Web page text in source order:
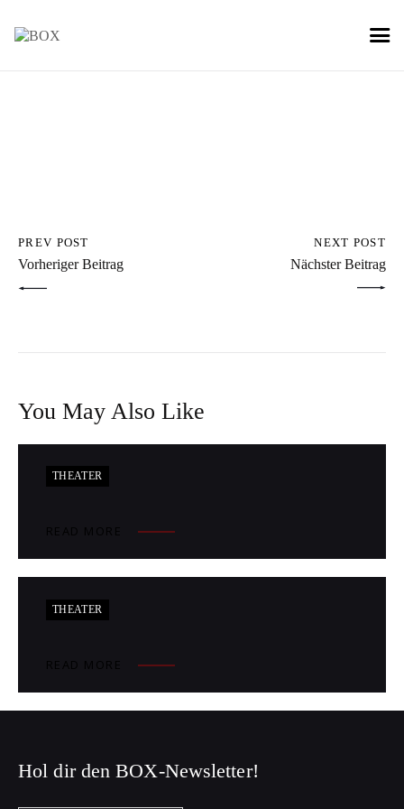
PREV POST
Vorheriger Beitrag
NEXT POST
Nächster Beitrag
You May Also Like
THEATER
THEATER
Hol dir den BOX-Newsletter!